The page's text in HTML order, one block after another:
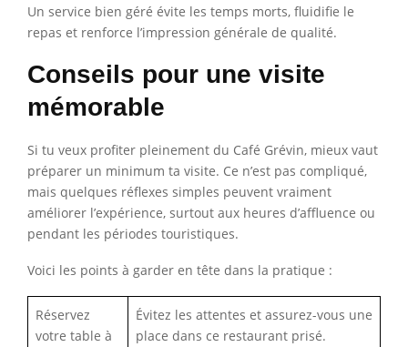
Un service bien géré évite les temps morts, fluidifie le
repas et renforce l’impression générale de qualité.
Conseils pour une visite
mémorable
Si tu veux profiter pleinement du Café Grévin, mieux vaut
préparer un minimum ta visite. Ce n’est pas compliqué,
mais quelques réflexes simples peuvent vraiment
améliorer l’expérience, surtout aux heures d’affluence ou
pendant les périodes touristiques.
Voici les points à garder en tête dans la pratique :
Réservez
votre table à
Évitez les attentes et assurez-vous une
place dans ce restaurant prisé.